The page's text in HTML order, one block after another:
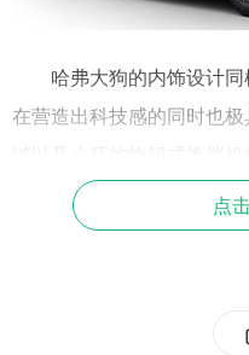
哈弗大狗的内饰设计同
在营造出科技感的同时也
鲜明的反差，然而副驾驶
辆走越野风格的SUV。
和2.0T两款涡轮增压发动
点